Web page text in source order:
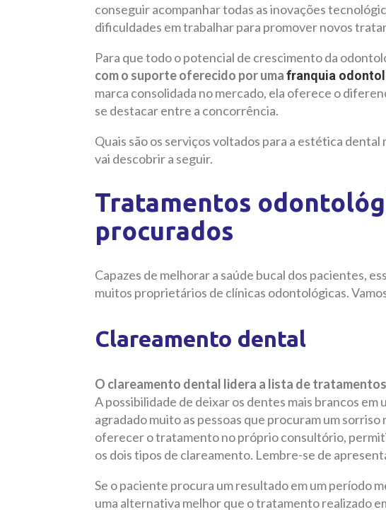
conseguir acompanhar todas as inovações
dificuldades em trabalhar para promover novos
Para que todo o potencial de crescimento da
com o suporte oferecido por umafranquia
marca consolidada no mercado, ela oferece o
se destacar entre a concorrência.
Quais são os serviços voltados para a estética
vai descobrir a seguir.
Tratamentos
procurados
Capazes de melhorar a saúde bucal dos pacientes,
muitos proprietários de clínicas odontológicas.
Clareamento dental
O clareamento dental lidera a lista de
A possibilidade de deixar os dentes mais brancos
agradado muito as pessoas que procuram um
oferecer o tratamento no próprio consultório,
os dois tipos de clareamento. Lembre-se de
Se o paciente procura um resultado em um período
uma alternativa melhor que o tratamento realizado